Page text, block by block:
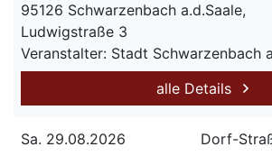
95126 Schwarzenbach a.d.Saale,
Ludwigstraße 3
Veranstalter: Stadt Schwarzenbach
alle Details
Sa. 29.08.2026 Dorf-